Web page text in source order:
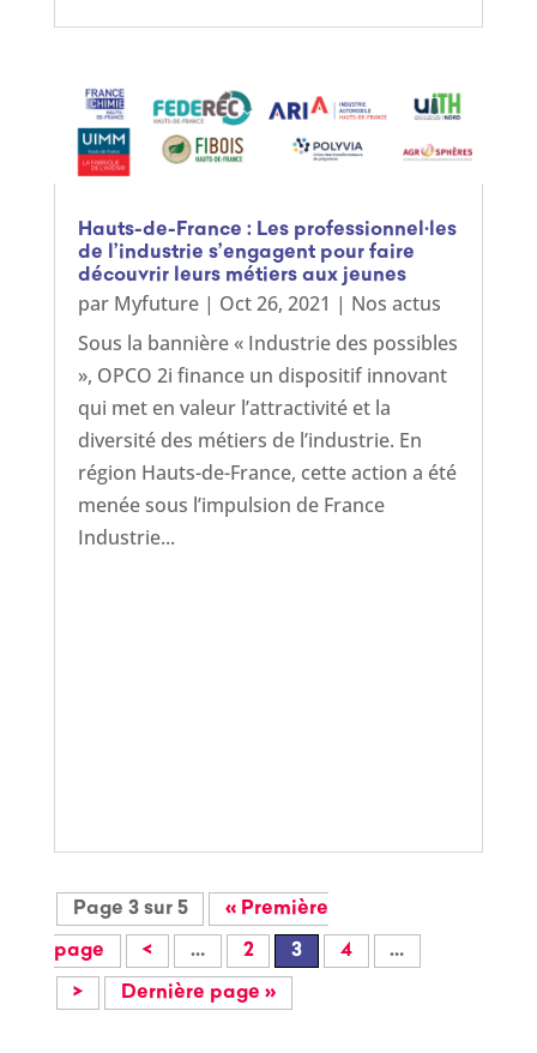
Hauts-de-France : Les professionnel·les
de l’industrie s’engagent pour faire
découvrir leurs métiers aux jeunes
par Myfuture| Oct 26, 2021 | Nos actus
Sous la bannière « Industrie des possibles
», OPCO 2i finance un dispositif innovant
qui met en valeur l’attractivité et la
diversité des métiers de l’industrie. En
région Hauts-de-France, cette action a été
menée sous l’impulsion de France
Industrie...
Page 3 sur 5 « Première
page < … 2 3 4 …
> Dernière page »